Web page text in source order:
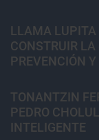
LLAMA LUPITA
CONSTRUIR LA
PREVENCIÓN
TONANTZIN
PEDRO
INTELIGENTE